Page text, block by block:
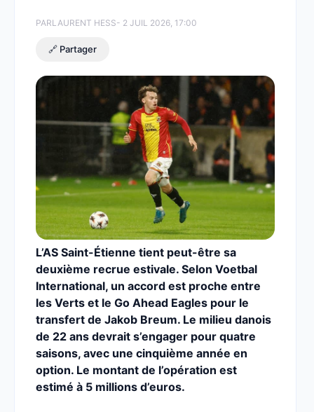
PARLAURENT HESS- 2 JUIL 2026, 17:00
🔗 Partager
L’AS Saint-Étienne tient peut-être sa
deuxième recrue estivale. Selon Voetbal
International, un accord est proche entre
les Verts et le Go Ahead Eagles pour le
transfert de Jakob Breum. Le milieu danois
de 22 ans devrait s’engager pour quatre
saisons, avec une cinquième année en
option. Le montant de l’opération est
estimé à 5 millions d’euros.